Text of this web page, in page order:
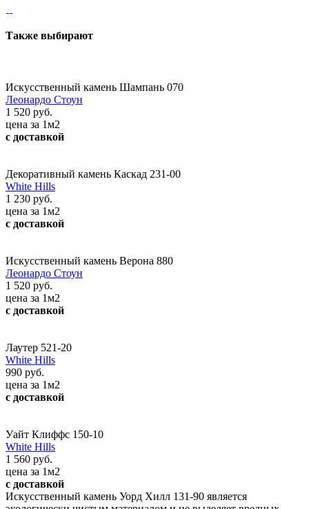
Также выбирают
Искусственный камень Шампань 070
Леонардо Стоун
1 520 руб.
цена за 1м2
с доставкой
Декоративный камень Каскад 231-00
White Hills
1 230 руб.
цена за 1м2
с доставкой
Искусственный камень Верона 880
Леонардо Стоун
1 520 руб.
цена за 1м2
с доставкой
Лаутер 521-20
White Hills
990 руб.
цена за 1м2
с доставкой
Уайт Клиффс 150-10
White Hills
1 560 руб.
цена за 1м2
с доставкой
Искусственный камень Уорд Хилл 131-90 является